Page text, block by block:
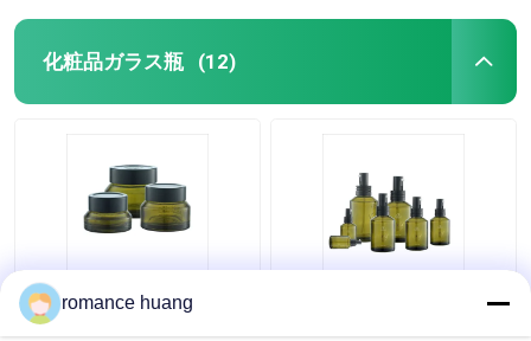
化粧品ガラス瓶 (12)
クリーム色の化粧品の
ガラス ビン15ml 30ml
romance huang